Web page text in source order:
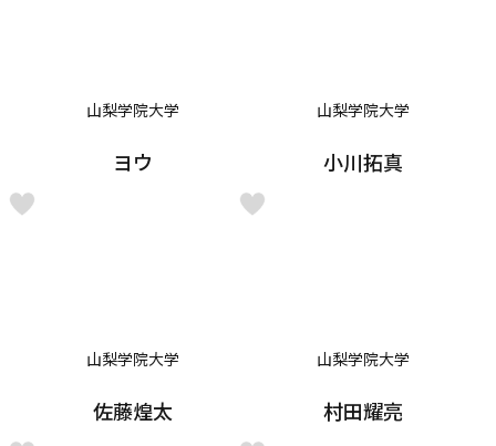
山梨学院大学
ヨウ
山梨学院大学
小川拓真
山梨学院大学
佐藤煌太
山梨学院大学
村田耀亮